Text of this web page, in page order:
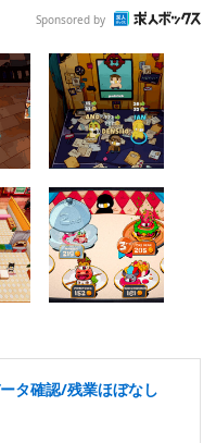
Sponsored by
タ確認/残業ほぼなし